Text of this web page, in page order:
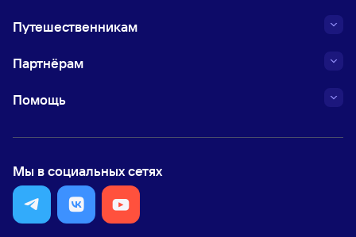
Путешественникам
Партнёрам
Помощь
Мы в социальных сетях